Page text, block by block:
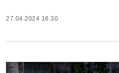
27.04.2024 16:30